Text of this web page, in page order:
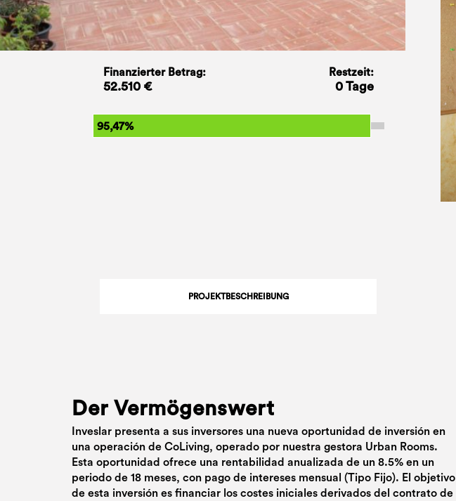
Finanzierter Betrag:
52.510 €
Restzeit:
0 Tage
95,47%
PROJEKTBESCHREIBUNG
Der Vermögenswert
Inveslar presenta a sus inversores una nueva oportunidad de inversión en
una operación de CoLiving, operado por nuestra gestora Urban Rooms.
Esta oportunidad ofrece una rentabilidad anualizada de un 8.5% en un
periodo de 18 meses, con pago de intereses mensual (Tipo Fijo). El objetivo
de esta inversión es financiar los costes iniciales derivados del contrato de